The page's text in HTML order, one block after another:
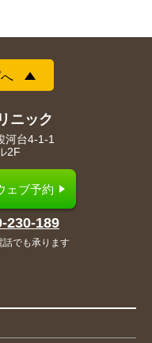
ニック
河台4-1-1
2F
ェブ予約
230-189
話でも承ります